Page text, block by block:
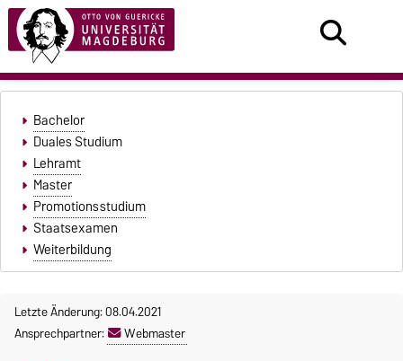
Bachelor
Duales Studium
Lehramt
Master
Promotionsstudium
Staatsexamen
Weiterbildung
Letzte Änderung: 08.04.2021
Ansprechpartner:
Webmaster